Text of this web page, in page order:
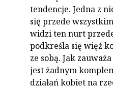
tendencje. Jedna z
się przede
widzi ten nurt
podkreśla się więź
ze sobą. Jak
jest żadnym
działań kobiet na